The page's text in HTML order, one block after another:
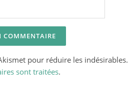
pour réduire les indésirables.
sont traitées.